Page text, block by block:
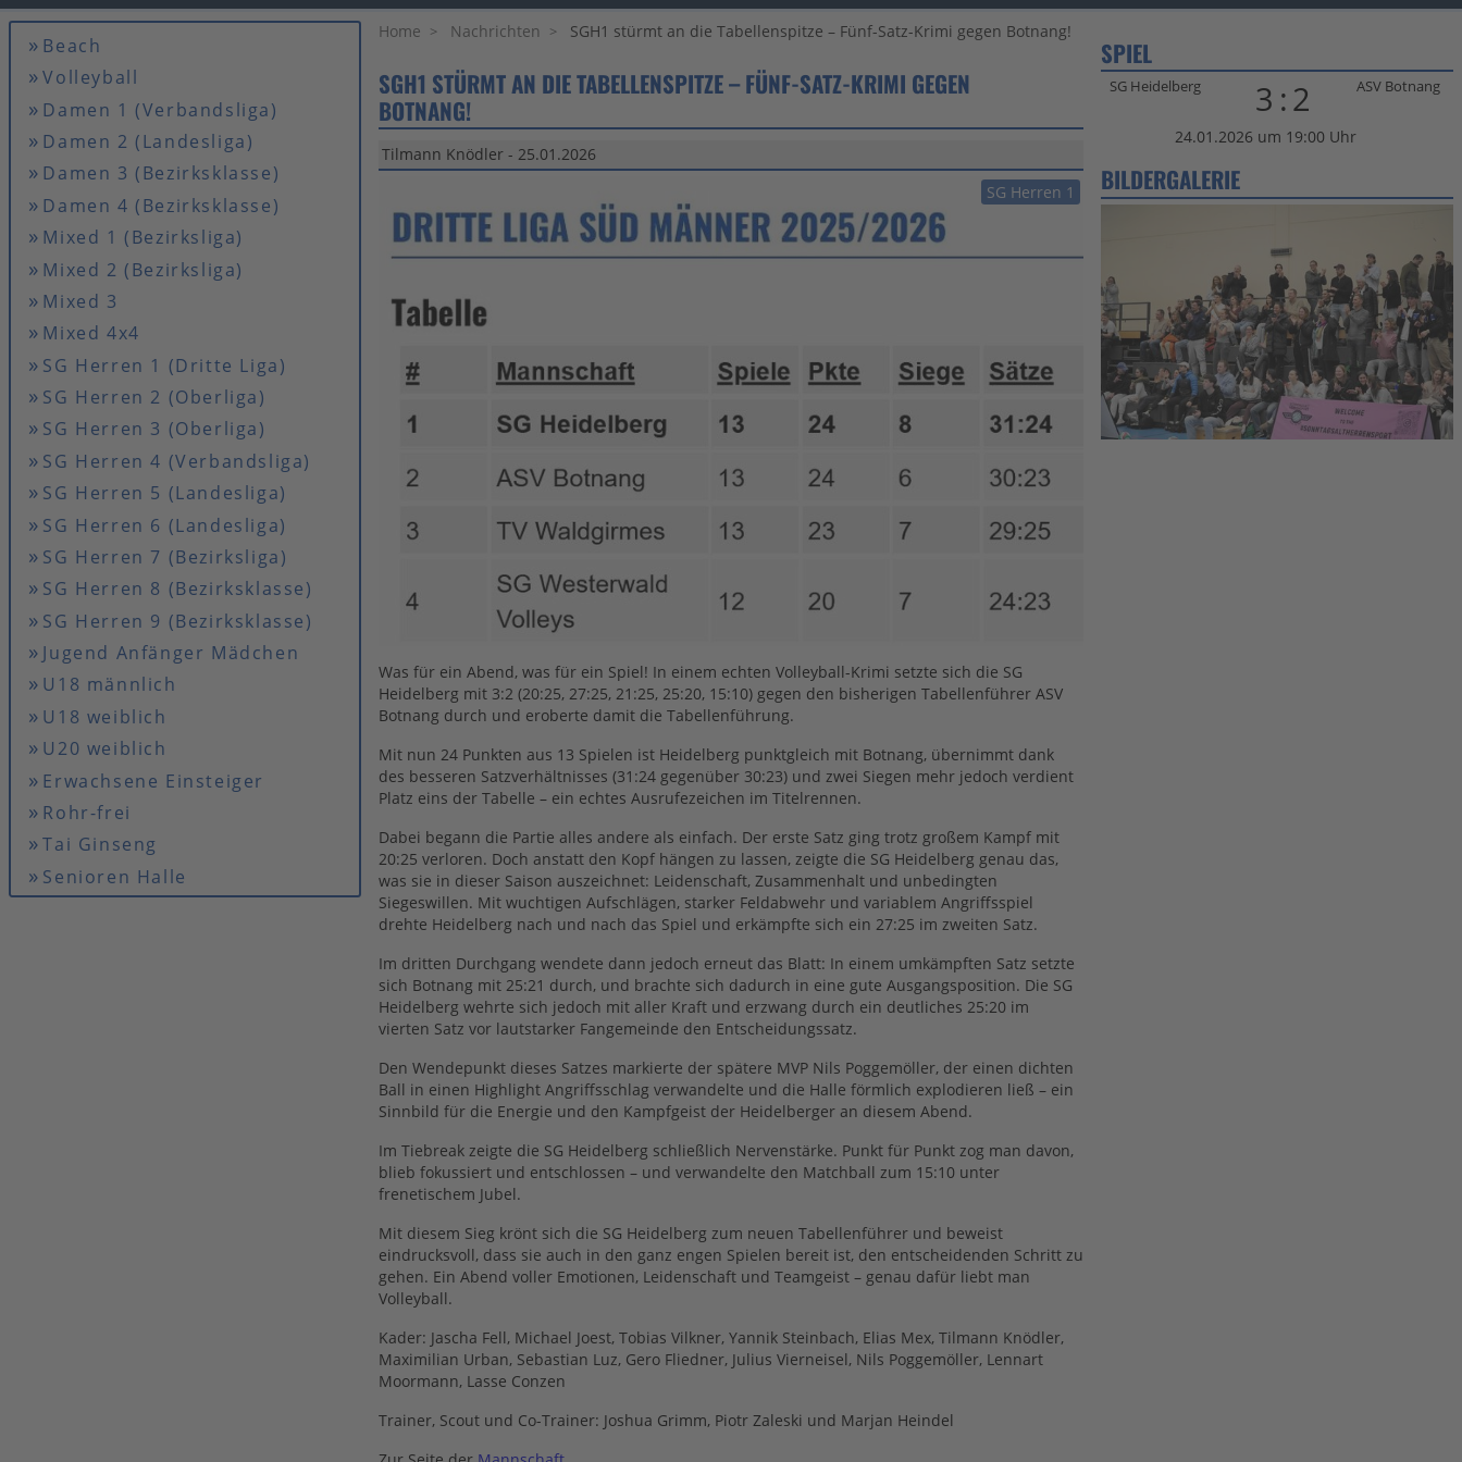
Beach
Volleyball
Damen 1 (Verbandsliga)
Damen 2 (Landesliga)
Damen 3 (Bezirksklasse)
Damen 4 (Bezirksklasse)
Mixed 1 (Bezirksliga)
Mixed 2 (Bezirksliga)
Mixed 3
Mixed 4x4
SG Herren 1 (Dritte Liga)
SG Herren 2 (Oberliga)
SG Herren 3 (Oberliga)
SG Herren 4 (Verbandsliga)
SG Herren 5 (Landesliga)
SG Herren 6 (Landesliga)
SG Herren 7 (Bezirksliga)
SG Herren 8 (Bezirksklasse)
SG Herren 9 (Bezirksklasse)
Jugend Anfänger Mädchen
U18 männlich
U18 weiblich
U20 weiblich
Erwachsene Einsteiger
Rohr-frei
Tai Ginseng
Senioren Halle
Home Nachrichten SGH1 stürmt an die Tabellenspitze – Fünf-Satz-Krimi gegen Botnang!
SGH1 STÜRMT AN DIE TABELLENSPITZE – FÜNF-SATZ-KRIMI GEGEN
BOTNANG!
Tilmann Knödler - 25.01.2026
SG Herren 1
Was für ein Abend, was für ein Spiel! In einem echten Volleyball-Krimi setzte sich die SG
Heidelberg mit 3:2 (20:25, 27:25, 21:25, 25:20, 15:10) gegen den bisherigen Tabellenführer ASV
Botnang durch und eroberte damit die Tabellenführung.
Mit nun 24 Punkten aus 13 Spielen ist Heidelberg punktgleich mit Botnang, übernimmt dank
des besseren Satzverhältnisses (31:24 gegenüber 30:23) und zwei Siegen mehr jedoch verdient
Platz eins der Tabelle – ein echtes Ausrufezeichen im Titelrennen.
Dabei begann die Partie alles andere als einfach. Der erste Satz ging trotz großem Kampf mit
20:25 verloren. Doch anstatt den Kopf hängen zu lassen, zeigte die SG Heidelberg genau das,
was sie in dieser Saison auszeichnet: Leidenschaft, Zusammenhalt und unbedingten
Siegeswillen. Mit wuchtigen Aufschlägen, starker Feldabwehr und variablem Angriffsspiel
drehte Heidelberg nach und nach das Spiel und erkämpfte sich ein 27:25 im zweiten Satz.
Im dritten Durchgang wendete dann jedoch erneut das Blatt: In einem umkämpften Satz setzte
sich Botnang mit 25:21 durch, und brachte sich dadurch in eine gute Ausgangsposition. Die SG
Heidelberg wehrte sich jedoch mit aller Kraft und erzwang durch ein deutliches 25:20 im
vierten Satz vor lautstarker Fangemeinde den Entscheidungssatz.
Den Wendepunkt dieses Satzes markierte der spätere MVP Nils Poggemöller, der einen dichten
Ball in einen Highlight Angriffsschlag verwandelte und die Halle förmlich explodieren ließ – ein
Sinnbild für die Energie und den Kampfgeist der Heidelberger an diesem Abend.
Im Tiebreak zeigte die SG Heidelberg schließlich Nervenstärke. Punkt für Punkt zog man davon,
blieb fokussiert und entschlossen – und verwandelte den Matchball zum 15:10 unter
frenetischem Jubel.
Mit diesem Sieg krönt sich die SG Heidelberg zum neuen Tabellenführer und beweist
eindrucksvoll, dass sie auch in den ganz engen Spielen bereit ist, den entscheidenden Schritt zu
gehen. Ein Abend voller Emotionen, Leidenschaft und Teamgeist – genau dafür liebt man
Volleyball.
Kader: Jascha Fell, Michael Joest, Tobias Vilkner, Yannik Steinbach, Elias Mex, Tilmann Knödler,
Maximilian Urban, Sebastian Luz, Gero Fliedner, Julius Vierneisel, Nils Poggemöller, Lennart
Moormann, Lasse Conzen
Trainer, Scout und Co-Trainer: Joshua Grimm, Piotr Zaleski und Marjan Heindel
SPIEL
SG Heidelberg 3:2 ASV Botnang
24.01.2026 um 19:00 Uhr
BILDERGALERIE